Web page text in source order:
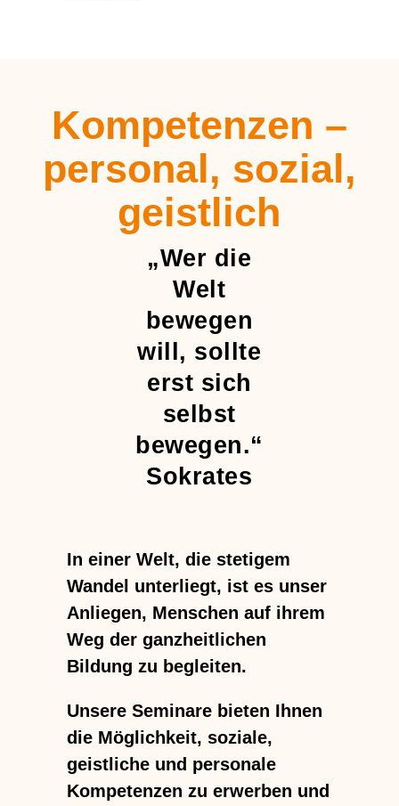
Kompetenzen –
personal, sozial,
geistlich
„Wer die
Welt
bewegen
will, sollte
erst sich
selbst
bewegen.“
Sokrates
In einer Welt, die stetigem
Wandel unterliegt, ist es unser
Anliegen, Menschen auf ihrem
Weg der ganzheitlichen
Bildung zu begleiten.
Unsere Seminare bieten Ihnen
die Möglichkeit, soziale,
geistliche und personale
Kompetenzen zu erwerben und